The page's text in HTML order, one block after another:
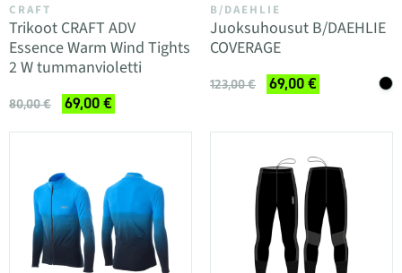
CRAFT
Trikoot CRAFT ADV
Essence Warm Wind Tights
2 W tummanvioletti
80,00 € 69,00 €
B/DAEHLIE
Juoksuhousut B/DAEHLIE
COVERAGE
123,00 € 69,00 €